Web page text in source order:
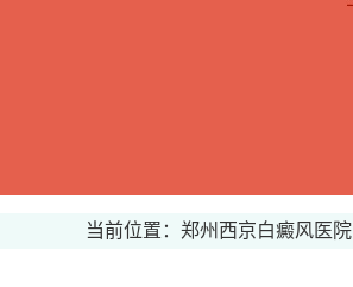
当前位置： 郑州西京白癜风医院